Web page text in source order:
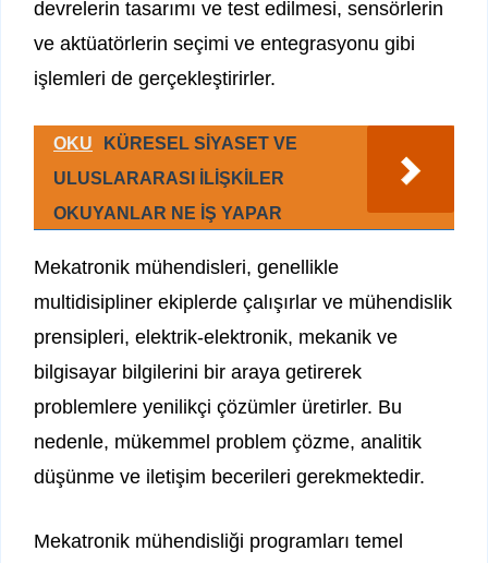
devrelerin tasarımı ve test edilmesi, sensörlerin
ve aktüatörlerin seçimi ve entegrasyonu gibi
işlemleri de gerçekleştirirler.
OKU
KÜRESEL SİYASET VE
ULUSLARARASI İLİŞKİLER
OKUYANLAR NE İŞ YAPAR
Mekatronik mühendisleri, genellikle
multidisipliner ekiplerde çalışırlar ve mühendislik
prensipleri, elektrik-elektronik, mekanik ve
bilgisayar bilgilerini bir araya getirerek
problemlere yenilikçi çözümler üretirler. Bu
nedenle, mükemmel problem çözme, analitik
düşünme ve iletişim becerileri gerekmektedir.
Mekatronik mühendisliği programları temel